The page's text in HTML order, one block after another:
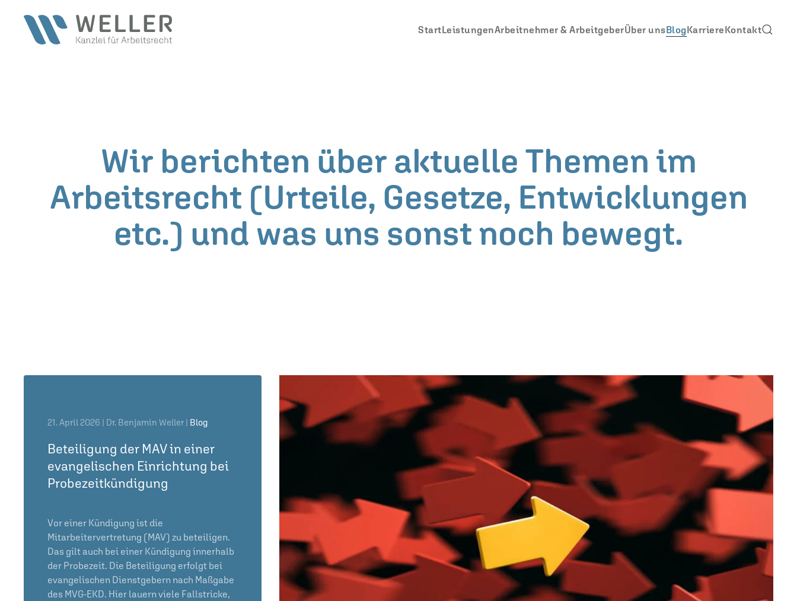
Zum Hauptinhalt springen StartLeistungenArbeitnehmer & ArbeitgeberÜber unsBlogKarriereKontakt
Wir berichten über aktuelle Themen im
Arbeitsrecht (Urteile, Gesetze, Entwicklungen
etc.) und was uns sonst noch bewegt.
21. April 2026 | Dr. Benjamin Weller | Blog
Beteiligung der MAV in einer
evangelischen Einrichtung bei
Probezeitkündigung
Vor einer Kündigung ist die
Mitarbeitervertretung (MAV) zu beteiligen.
Das gilt auch bei einer Kündigung innerhalb
der Probezeit. Die Beteiligung erfolgt bei
evangelischen Dienstgebern nach Maßgabe
des MVG-EKD. Hier lauern viele Fallstricke,